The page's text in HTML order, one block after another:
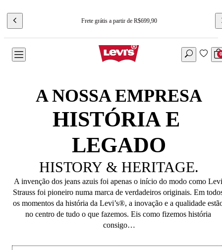
Frete grátis a partir de R$699,90
0
A NOSSA EMPRESA
HISTÓRIA E
LEGADO
HISTORY & HERITAGE.
A invenção dos jeans azuis foi apenas o início do modo como Levi
Strauss foi pioneiro numa marca de verdadeiros originais. Em
os momentos da história da Levi’s®, a inovação e a qualidade
no centro de tudo o que fazemos. Eis como fizemos história
consigo…